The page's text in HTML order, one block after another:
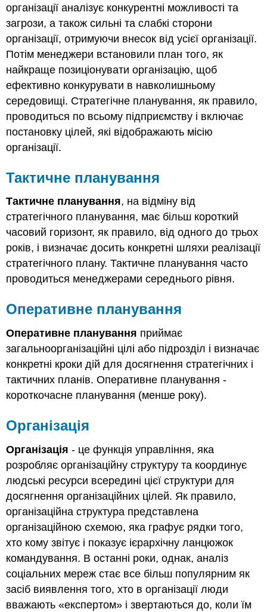
організації аналізує конкурентні можливості та
загрози, а також сильні та слабкі сторони
організації, отримуючи внесок від усієї організації.
Потім менеджери встановили план того, як
найкраще позиціонувати організацію, щоб
ефективно конкурувати в навколишньому
середовищі. Стратегічне планування, як правило,
проводиться по всьому підприємству і включає
постановку цілей, які відображають місію
організації.
Тактичне планування
Тактичне планування, на відміну від
стратегічного планування, має більш короткий
часовий горизонт, як правило, від одного до трьох
років, і визначає досить конкретні шляхи реалізації
стратегічного плану. Тактичне планування часто
проводиться менеджерами середнього рівня.
Оперативне планування
Оперативне планування приймає
загальноорганізаційні цілі або підрозділ і визначає
конкретні кроки дій для досягнення стратегічних і
тактичних планів. Оперативне планування -
короткочасне планування (менше року).
Організація
Організація - це функція управління, яка
розробляє організаційну структуру та координує
людські ресурси всередині цієї структури для
досягнення організаційних цілей. Як правило,
організаційна структура представлена
організаційною схемою, яка графує рядки того,
хто кому звітує і показує ієрархічну ланцюжок
командування. В останні роки, однак, аналіз
соціальних мереж стає все більш популярним як
засіб виявлення того, хто в організації люди
вважають «експертом» і звертаються до, коли їм